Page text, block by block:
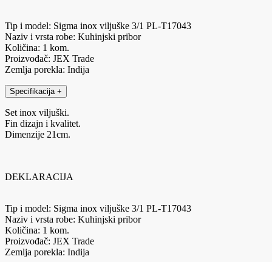
Tip i model: Sigma inox viljuške 3/1 PL-T17043
Naziv i vrsta robe: Kuhinjski pribor
Količina: 1 kom.
Proizvođač: JEX Trade
Zemlja porekla: Indija
Specifikacija +
Set inox viljuški.
Fin dizajn i kvalitet.
Dimenzije 21cm.
DEKLARACIJA
Tip i model: Sigma inox viljuške 3/1 PL-T17043
Naziv i vrsta robe: Kuhinjski pribor
Količina: 1 kom.
Proizvođač: JEX Trade
Zemlja porekla: Indija